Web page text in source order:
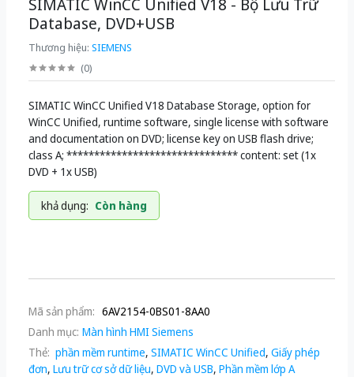
Database, DVD+USB
Thương hiệu: SIEMENS
(0)
SIMATIC WinCC Unified V18 Database Storage, option for
WinCC Unified, runtime software, single license with software
and documentation on DVD; license key on USB flash drive;
class A; ******************************* content: set (1x
DVD + 1x USB)
khả dụng: Còn hàng
Mã sản phẩm: 6AV2154-0BS01-8AA0
Danh mục: Màn hình HMI Siemens
Thẻ: phần mềm runtime, SIMATIC WinCC Unified, Giấy phép
đơn, Lưu trữ cơ sở dữ liệu, DVD và USB, Phần mềm lớp A